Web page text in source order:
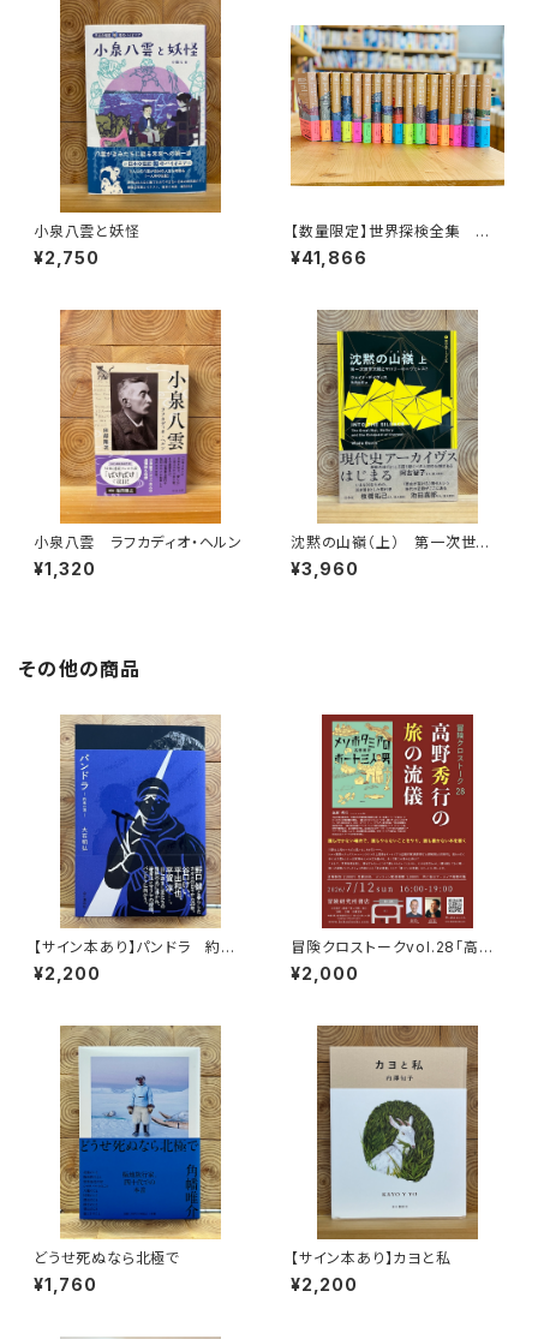
小泉八雲と妖怪
¥2,750
【数量限定】世界探検全集 全1
6巻＋全巻購入特典「第17巻（非
売品）」【当店限定】
¥41,866
小泉八雲 ラフカディオ・ヘルン
¥1,320
沈黙の山嶺（上） 第一次世界
大戦とマロリーのエヴェレスト
¥3,960
その他の商品
【サイン本あり】パンドラ 約束
の頂
¥2,200
冒険クロストークvol.28「高野
秀行の旅の流儀」録画視聴権
¥2,000
どうせ死ぬなら北極で
¥1,760
【サイン本あり】カヨと私
¥2,200